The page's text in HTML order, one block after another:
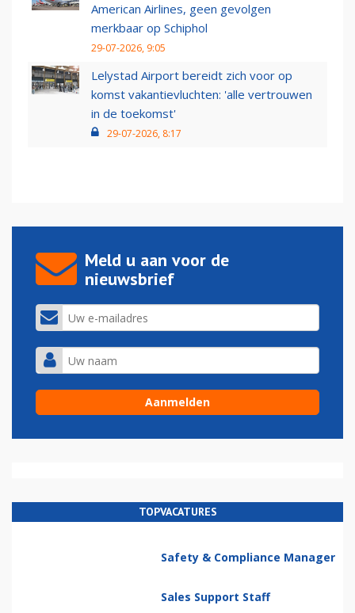
American Airlines, geen gevolgen
merkbaar op Schiphol
29-07-2026, 9:05
Lelystad Airport bereidt zich voor op
komst vakantievluchten: 'alle vertrouwen
in de toekomst'
29-07-2026, 8:17
Meld u aan voor de
nieuwsbrief
TOPVACATURES
Safety & Compliance Manager
Sales Support Staff